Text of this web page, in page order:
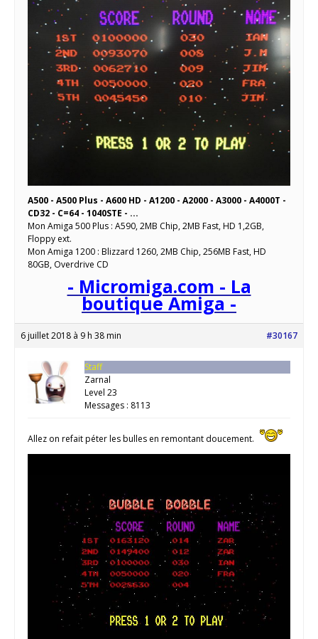
A500 - A500 Plus - A600 HD - A1200 - A2000 - A3000 - A4000T -
CD32 - C=64 - 1040STE - ...
Mon Amiga 500 Plus : A590, 2MB Chip, 2MB Fast, HD 1,2GB,
Floppy ext.
Mon Amiga 1200 : Blizzard 1260, 2MB Chip, 256MB Fast, HD
80GB, Overdrive CD
- Micromiga.com - La
boutique Amiga -
6 juillet 2018 à 9 h 38 min #30167
Staff
Zarnal
Level 23
Messages : 8113
Allez on refait péter les bulles en remontant doucement.